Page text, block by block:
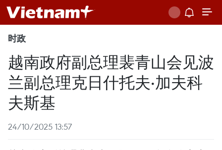
时政
越南政府副总理裴青山会见波
兰副总理克日什托夫·加夫科
夫斯基
24/10/2025 13:57